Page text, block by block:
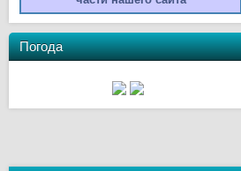
Погода